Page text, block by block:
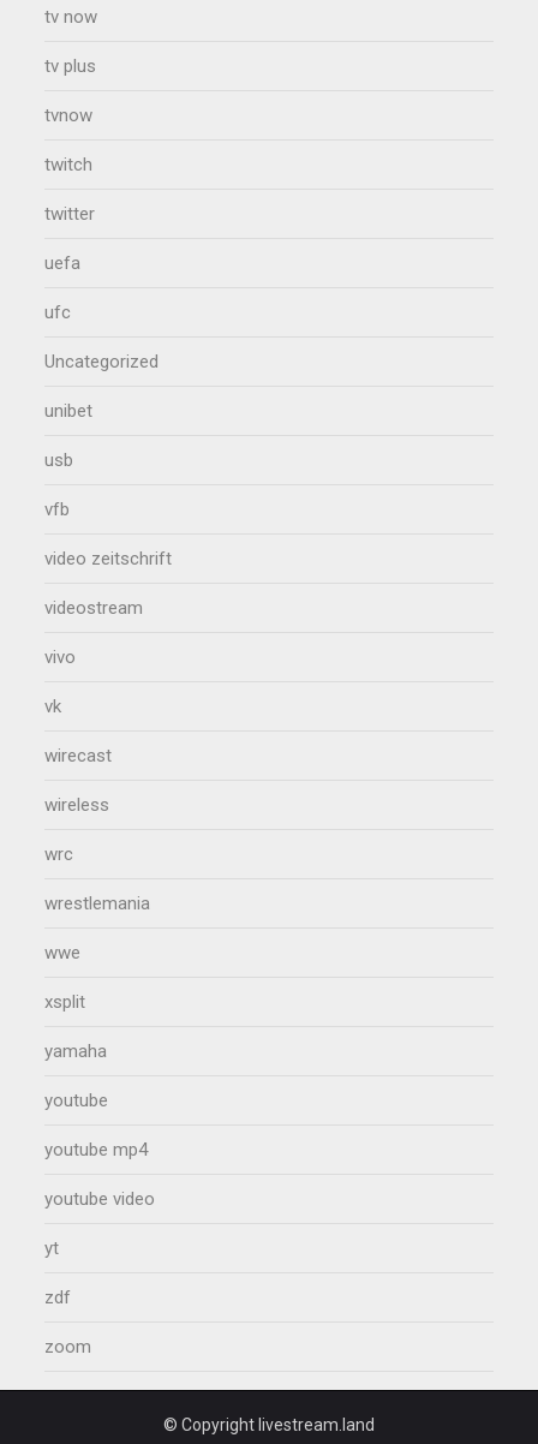
tv now
tv plus
tvnow
twitch
twitter
uefa
ufc
Uncategorized
unibet
usb
vfb
video zeitschrift
videostream
vivo
vk
wirecast
wireless
wrc
wrestlemania
wwe
xsplit
yamaha
youtube
youtube mp4
youtube video
yt
zdf
zoom
© Copyright livestream.land